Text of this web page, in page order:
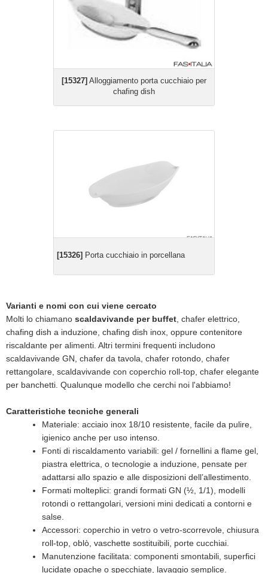
[15327] Alloggiamento porta cucchiaio per
chafing dish
[15326] Porta cucchiaio in porcellana
Varianti e nomi con cui viene cercato
Molti lo chiamano scaldavivande per buffet, chafer elettrico,
chafing dish a induzione, chafing dish inox, oppure contenitore
riscaldante per alimenti. Altri termini frequenti includono
scaldavivande GN, chafer da tavola, chafer rotondo, chafer
rettangolare, scaldavivande con coperchio roll-top, chafer elegante
per banchetti. Qualunque modello che cerchi noi l'abbiamo!
Caratteristiche tecniche generali
Materiale: acciaio inox 18/10 resistente, facile da pulire,
igienico anche per uso intenso.
Fonti di riscaldamento variabili: gel / fornellini a flame gel,
piastra elettrica, o tecnologie a induzione, pensate per
adattarsi allo spazio e alle disposizioni dell’allestimento.
Formati molteplici: grandi formati GN (½, 1/1), modelli
rotondi o rettangolari, versioni mini dedicati a contorni e
salse.
Accessori: coperchio in vetro o vetro-scorrevole, chiusura
roll-top, oblò, vaschette sostituibili, porte cucchiai.
Manutenzione facilitata: componenti smontabili, superfici
lucidate opache o specchiate, lavaggio semplice.